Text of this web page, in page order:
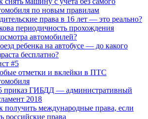
по новым правилам
права в 16 лет — это реально?
периодичность прохождения
автомобилей?
ребенка на автобусе — до какого
бесплатно?
#5
отметки и вклейки в ПТС
приказ ГИБДД — административный
2018
получить международные права, если
российские права